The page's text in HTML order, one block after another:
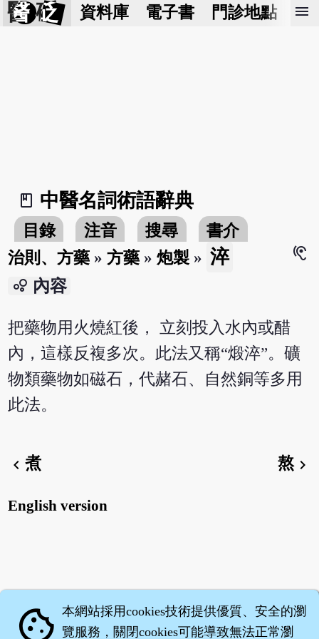
醫 砭 資料庫 電子書 門診地點 預
menu
book_2
中醫名詞術語辭典
目錄 注音 搜尋
書介
治則、方藥 »方藥 »炮製 » 淬
hearing
bubble_chart 內容
把藥物用火燒紅後， 立刻投入水內或醋
內，這樣反複多次。此法又稱“煅淬”。礦
物類藥物如磁石，代赭石、自然銅等多用
此法。
chevron_left煮 熬chevron_right
English version
cookie 本網站採用cookies技術提供優質、安全的瀏
覽服務，關閉cookies可能導致無法正常瀏